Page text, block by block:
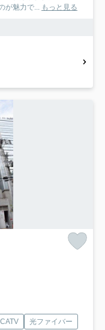
が魅力で... もっと見る
CATV 光ファイバー